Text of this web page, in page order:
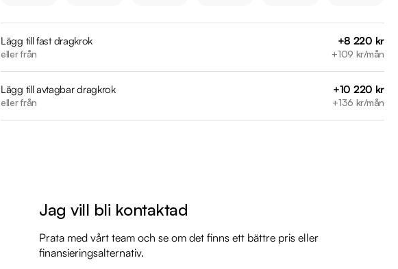
Vid blandad körning är förbrukning endast 0.48 l/mil
Möjlighet till 12-60 månaders garanti
Servicehistorik:
2026-02-05 - 6028 mil
https://www.riddermarkbil.se/kopa-bil/ford/zap019/
Lägg till fast dragkrok
eller från
+8 220 kr
+109 kr/mån
Lägg till avtagbar dragkrok
eller från
+10 220 kr
+136 kr/mån
Jag vill bli kontaktad
Prata med vårt team och se om det finns ett bättre pris eller
finansieringsalternativ.